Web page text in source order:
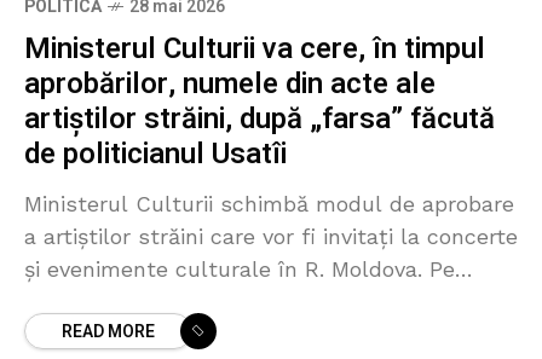
POLITICĂ 28 mai 2026
Ministerul Culturii va cere, în timpul
aprobărilor, numele din acte ale
artiștilor străini, după „farsa” făcută
de politicianul Usatîi
Ministerul Culturii schimbă modul de aprobare
a artiștilor străini care vor fi invitați la concerte
și evenimente culturale în R. Moldova. Pe
să
READ MORE